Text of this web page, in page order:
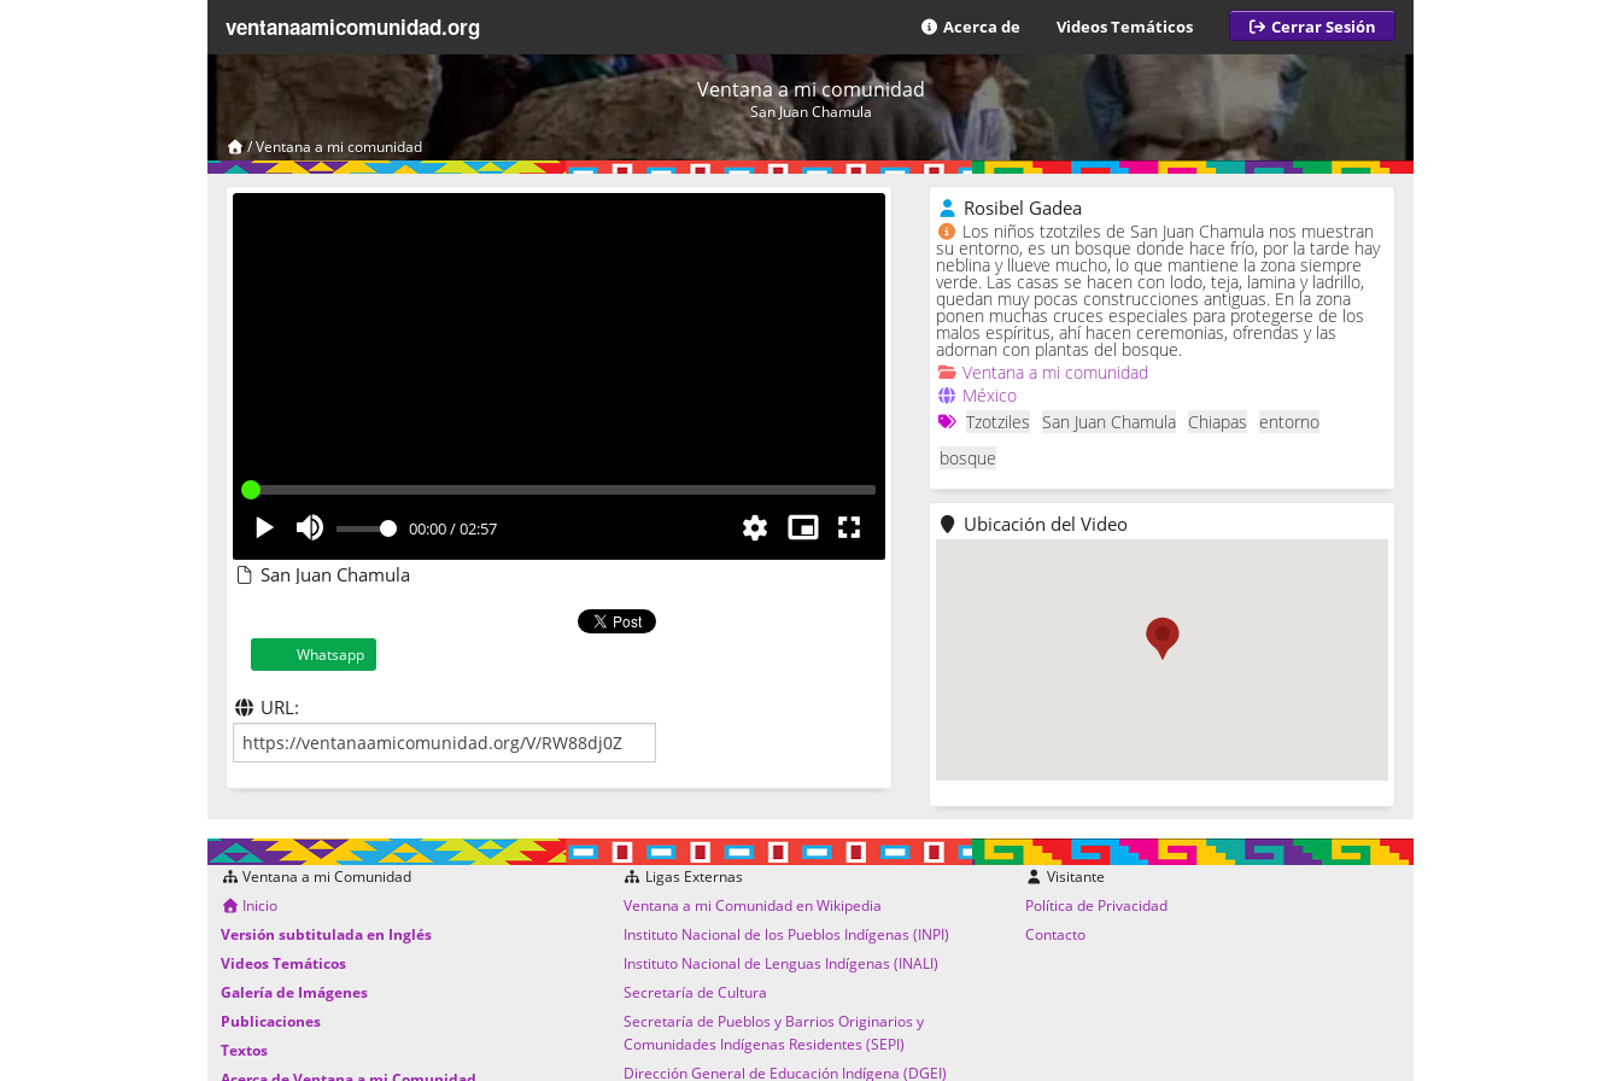
ventanaamicomunidad.org Acerca de Videos Temáticos Cerrar Sesión
Ventana a mi comunidad
San Juan Chamula
/Ventana a mi comunidad
00:00/02:57
San Juan Chamula
Whatsapp
URL:
Rosibel Gadea
Los niños tzotziles de San Juan Chamula nos muestran
su entorno, es un bosque donde hace frío, por la tarde hay
neblina y llueve mucho, lo que mantiene la zona siempre
verde. Las casas se hacen con lodo, teja, lamina y ladrillo,
quedan muy pocas construcciones antiguas. En la zona
ponen muchas cruces especiales para protegerse de los
malos espíritus, ahí hacen ceremonias, ofrendas y las
adornan con plantas del bosque.
Ventana a mi comunidad
México
Tzotziles San Juan Chamula Chiapas entorno
bosque
Ubicación del Video
Ventana a mi Comunidad
Inicio
Versión subtitulada en Inglés
Videos Temáticos
Galería de Imágenes
Publicaciones
Textos
Ligas Externas
Ventana a mi Comunidad en Wikipedia
Instituto Nacional de los Pueblos Indígenas (INPI)
Instituto Nacional de Lenguas Indígenas (INALI)
Secretaría de Cultura
Secretaría de Pueblos y Barrios Originarios y
Comunidades Indígenas Residentes (SEPI)
Dirección General de Educación Indígena (DGEI)
Visitante
Política de Privacidad
Contacto